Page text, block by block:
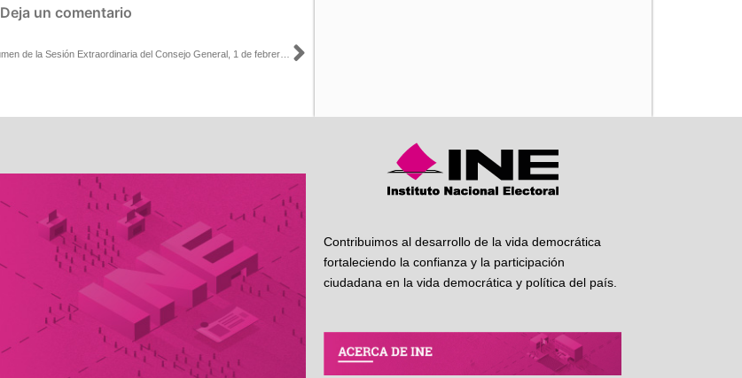
Deja un comentario
Siguiente
Contribuimos al desarrollo de la vida democrática
fortaleciendo la confianza y la participación
ciudadana en la vida democrática y política del país.